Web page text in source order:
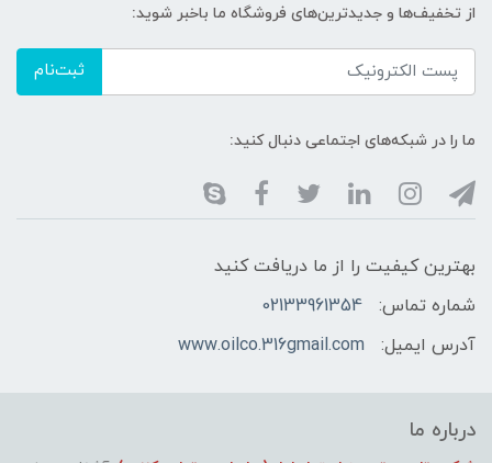
از تخفیف‌ها و جدیدترین‌های فروشگاه ما باخبر شوید:
ثبت‌نام
ما را در شبکه‌های اجتماعی دنبال کنید:
بهترین کیفیت را از ما دریافت کنید
شماره تماس:
02133961354
آدرس ایمیل:
www.oilco.316gmail.com
درباره ما